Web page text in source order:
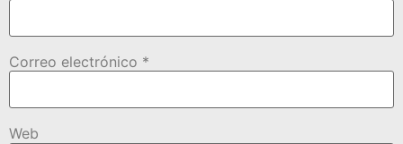
Correo electrónico *
Web